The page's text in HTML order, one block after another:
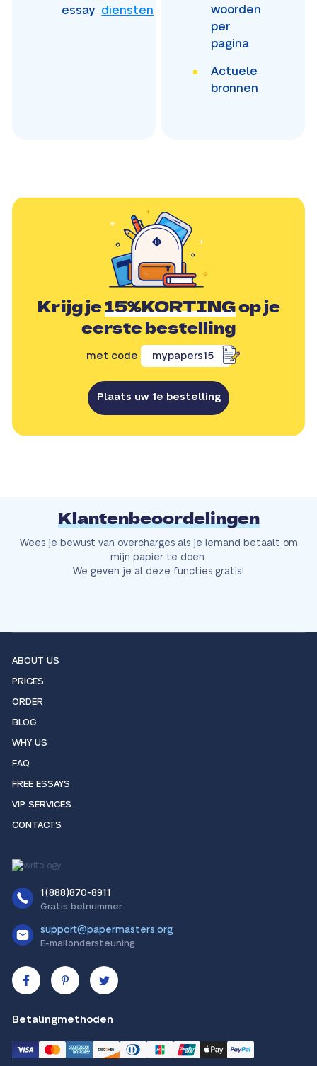
essay diensten
woorden
per
pagina
Actuele
bronnen
Krijg je15%KORTINGop je
eerste bestelling
met code mypapers15
Plaats uw 1e bestelling
Klantenbeoordelingen
Wees je bewust van overcharges als je iemand betaalt om
mijn papier te doen.
We geven je al deze functies gratis!
ABOUT US
PRICES
ORDER
BLOG
WHY US
FAQ
FREE ESSAYS
VIP SERVICES
CONTACTS
1(888)870-8911
Gratis belnummer
support@papermasters.org
E-mailondersteuning
Betalingmethoden